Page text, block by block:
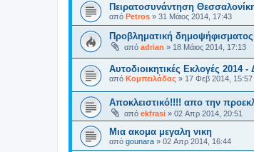
Πειρατοσυνάντηση
από Petros » 31 Μάιος 2014, 17:43
Προβληματική δημοψήφισματος
από adrian » 18 Μάιος 2014, 17:13
Αυτοδιοικητικές Εκλογές 2014
από Κομπειλάδας » 17 Φεβ 2014, 15:57
Αποκλειστικό!!!! απο την
από ekfrasi » 02 Απρ 2014, 20:51
Μια ακομα μεγαλη νικη
από gounara » 02 Απρ 2014, 16:44